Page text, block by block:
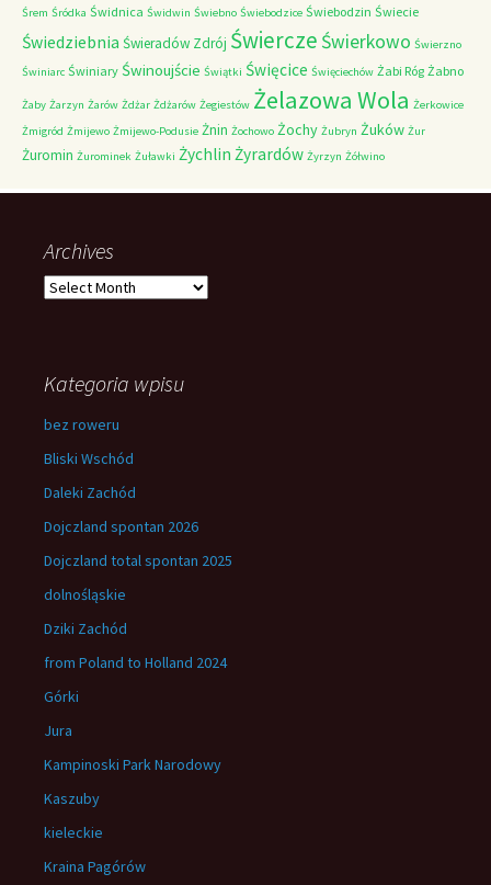
Śrem Śródka Świdnica Świdwin Świebno Świebodzice Świebodzin Świecie
Świedziebnia Świeradów Zdrój Świercze Świerkowo Świerzno
Świniarc Świniary Świnoujście Świątki Święcice Święciechów Żabi Róg Żabno
Żaby Żarzyn Żarów Żdżar Żdżarów Żegiestów Żelazowa Wola Żerkowice
Żmigród Żmijewo Żmijewo-Podusie Żnin Żochowo Żochy Żubryn Żuków Żur
Żuromin Żurominek Żuławki Żychlin Żyrardów Żyrzyn Żółwino
Archives
Archives
Kategoria wpisu
bez roweru
Bliski Wschód
Daleki Zachód
Dojczland spontan 2026
Dojczland total spontan 2025
dolnośląskie
Dziki Zachód
from Poland to Holland 2024
Górki
Jura
Kampinoski Park Narodowy
Kaszuby
kieleckie
Kraina Pagórów